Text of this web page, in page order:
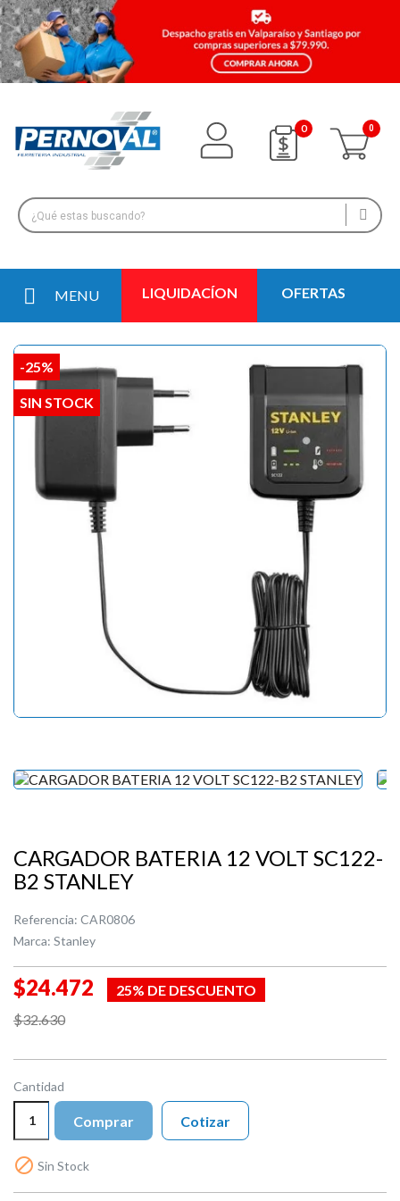
0
MENU LIQUIDACÍON OFERTAS
-25%
SIN STOCK
CARGADOR BATERIA 12 VOLT SC122-
B2 STANLEY
Referencia: CAR0806
Marca: Stanley
$24.472
25% DE DESCUENTO
$32.630
Cantidad
Comprar
 Sin Stock
Cotizar